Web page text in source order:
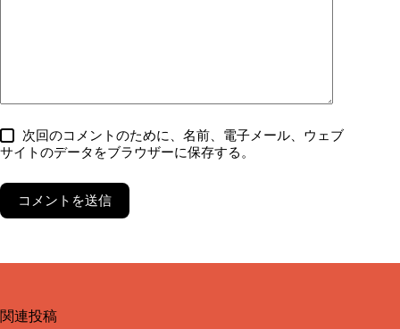
次回のコメントのために、名前、電子メール、ウェブ
サイトのデータをブラウザーに保存する。
コメントを送信
関連投稿